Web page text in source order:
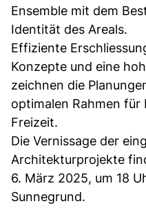
Ensemble mit dem
Identität des Areals.
Effiziente
Konzepte und eine
zeichnen die
optimalen Rahmen für
Freizeit.
Die Vernissage der
Architekturprojekte
6. März 2025, um 18
Sunnegrund.